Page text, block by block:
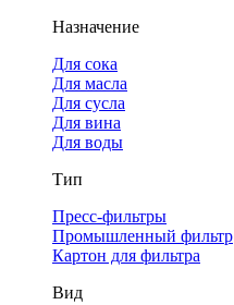
Назначение
Для сока
Для масла
Для сусла
Для вина
Для воды
Тип
Пресс-фильтры
Промышленный фильтр
Картон для фильтра
Вид